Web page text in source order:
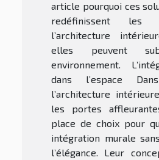
article pourquoi ces
redéfinissent les
l’architecture
elles peuvent
environnement.
dans l’espace
l’architecture
les portes
place de choix pour
intégration murale
l’élégance. Leur